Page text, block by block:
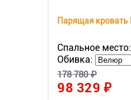
Спальное место:
Обивка:
178 780 ₽
98 329 ₽